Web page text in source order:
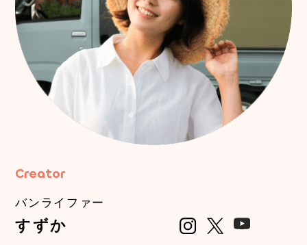
Creator
バンライファー
すずか